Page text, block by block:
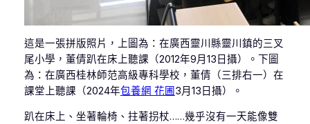
這是一張拼版照片，上圖為：在廣西靈川縣靈川鎮的三叉
尾小學，董倩趴在床上聽課（2012年9月13日攝）。下圖
為：在廣西桂林師范高級專科學校，董倩（三排右一）在
課堂上聽課（2024年包養網 花圃3月13日攝）。
趴在床上、坐著輪椅、拄著拐杖……幾乎沒有一天能像雙